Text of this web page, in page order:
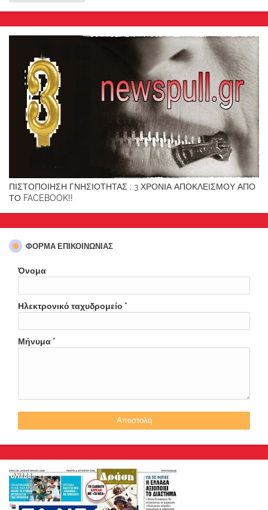
ΠΙΣΤΟΠΟΙΗΣΗ ΓΝΗΣΙΟΤΗΤΑΣ : 3 ΧΡΟΝΙΑ ΑΠΟΚΛΕΙΣΜΟΥ ΑΠΟ
ΤΟ FACEBOOK!!
ΦΌΡΜΑ ΕΠΙΚΟΙΝΩΝΊΑΣ
Όνομα
Ηλεκτρονικό ταχυδρομείο *
Μήνυμα *